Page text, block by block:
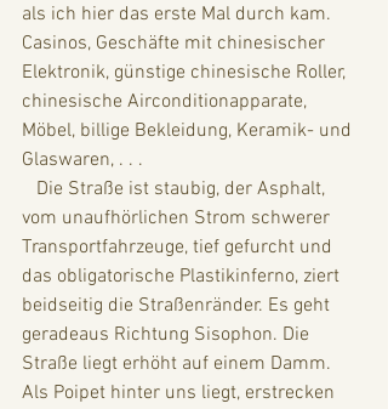
als ich hier das erste Mal durch kam.
Casinos, Geschäfte mit chinesischer
Elektronik, günstige chinesische Roller,
chinesische Airconditionapparate,
Möbel, billige Bekleidung, Keramik- und
Glaswaren, . . .
vom unaufhörlichen Strom schwerer
Transportfahrzeuge, tief gefurcht und
das obligatorische Plastikinferno, ziert
beidseitig die Straßenränder. Es geht
geradeaus Richtung Sisophon. Die
Straße liegt erhöht auf einem Damm.
Als Poipet hinter uns liegt, erstrecken